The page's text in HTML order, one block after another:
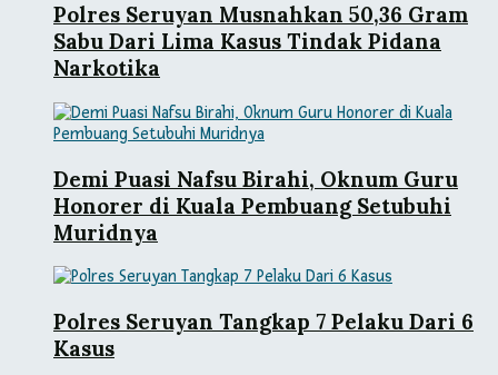
Polres Seruyan Musnahkan 50,36 Gram
Sabu Dari Lima Kasus Tindak Pidana
Narkotika
Demi Puasi Nafsu Birahi, Oknum Guru
Honorer di Kuala Pembuang Setubuhi
Muridnya
Polres Seruyan Tangkap 7 Pelaku Dari 6
Kasus